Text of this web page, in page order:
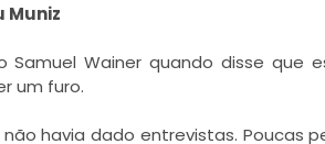
Muniz
Wainer quando disse que
um furo.
havia dado entrevistas. Poucas